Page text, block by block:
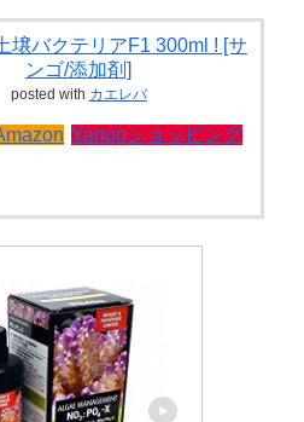
壌バクテリアF1 300ml ! [サ
ンゴ/添加剤]
posted with カエレバ
Yahooショッピング